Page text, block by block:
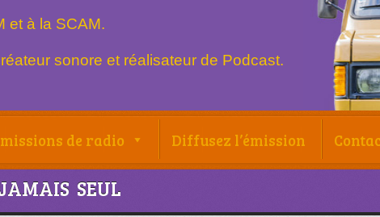
et à la SCAM.
sonore et réalisateur de Podcast.
de radio Diffusez l’émission
SEUL